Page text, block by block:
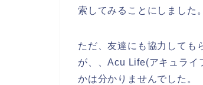
索してみることにしました。
ただ、友達にも協力しても
が、、Acu Life(アキュライ
かは分かりませんでした。